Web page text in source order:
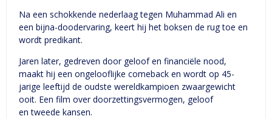
Na een schokkende nederlaag tegen Muhammad Ali en
een bijna-doodervaring, keert hij het boksen de rug toe en
wordt predikant.
Jaren later, gedreven door geloof en financiële nood,
maakt hij een ongelooflijke comeback en wordt op 45-
jarige leeftijd de oudste wereldkampioen zwaargewicht
ooit. Een film over doorzettingsvermogen, geloof
en tweede kansen.